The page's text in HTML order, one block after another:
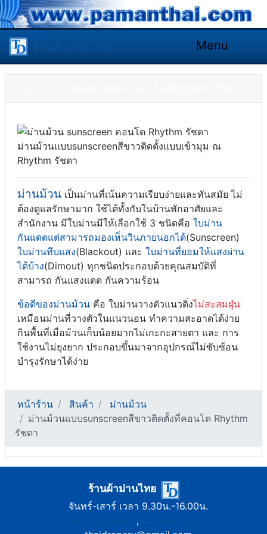
Menu
ม่านม้วนแบบsunscreenสีขาวติดตั้งแบบเข้ามุม ณ
Rhythm รัชดา
ม่านม้วน เป็นม่านที่เน้นความเรียบง่ายและทันสมัย ไม่
ต้องดูแลรักษามาก ใช้ได้ทั้งกับในบ้านพักอาศัยและ
สำนักงาน มีใบม่านมีให้เลือกใช้ 3 ชนิดคือ ใบม่าน
กันแดดแต่สามารถมองเห็นวินภายนอกได้(Sunscreen)
ใบม่านทึบแสง(Blackout) และ ใบม่านที่ยอมให้แสงผ่าน
ได้บ้าง(Dimout) ทุกชนิดประกอบด้วยคุณสมบัติที่
สามารถ กันแสงแดด กันความร้อน
ข้อดีของม่านม้วน คือ ใบม่านวางตัวแนวดิ่งไม่สะสมฝุ่น
เหมือนม่านที่วางตัวในแนวนอน ทำความสะอาดได้ง่าย
กินพื้นที่เมื่อม้วนเก็บน้อยมากไม่เกะกะสายตา และ การ
ใช้งานไม่ยุงยาก ประกอบขึ้นมาจากอุปกรณ์ไม่ซับซ้อน
บำรุงรักษาได้ง่าย
หน้าร้าน สินค้า
ม่านม้วน
ม่านม้วนแบบsunscreenสีขาวติดตั้งที่คอนโด Rhythm
รัชดา
ร้านผ้าม่านไทย
จันทร์-เสาร์ เวลา 9.30น.-16.00น.
,